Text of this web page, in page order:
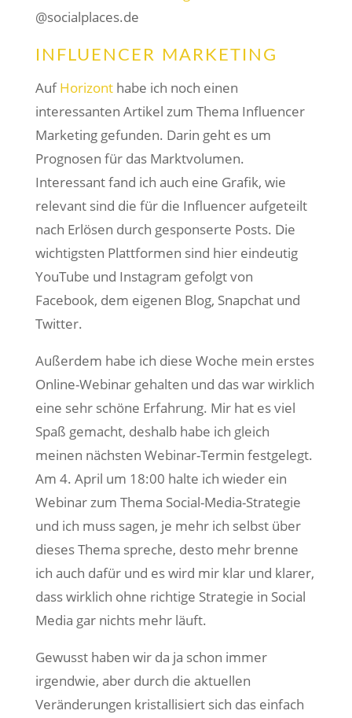
@socialplaces.de
INFLUENCER MARKETING
AufHorizonthabe ich noch einen
interessanten Artikel zum Thema Influencer
Marketing gefunden. Darin geht es um
Prognosen für das Marktvolumen.
Interessant fand ich auch eine Grafik, wie
relevant sind die für die Influencer aufgeteilt
nach Erlösen durch gesponserte Posts. Die
wichtigsten Plattformen sind hier eindeutig
YouTube und Instagram gefolgt von
Facebook, dem eigenen Blog, Snapchat und
Twitter.
Außerdem habe ich diese Woche mein erstes
Online-Webinar gehalten und das war wirklich
eine sehr schöne Erfahrung. Mir hat es viel
Spaß gemacht, deshalb habe ich gleich
meinen nächsten Webinar-Termin festgelegt.
Am 4. April um 18:00 halte ich wieder ein
Webinar zum Thema Social-Media-Strategie
und ich muss sagen, je mehr ich selbst über
dieses Thema spreche, desto mehr brenne
ich auch dafür und es wird mir klar und klarer,
dass wirklich ohne richtige Strategie in Social
Media gar nichts mehr läuft.
Gewusst haben wir da ja schon immer
irgendwie, aber durch die aktuellen
Veränderungen kristallisiert sich das einfach